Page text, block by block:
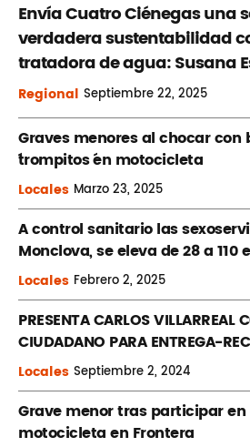
Envía Cuatro Ciénegas una
verdadera sustentabilidad
tratadora de agua: Susana
Regional Septiembre22, 2025
Graves menores al chocar
´trompitos ´en motocicleta
Locales Marzo23, 2025
A control sanitario las
Monclova, se eleva de 28 a 110
Locales Febrero2, 2025
PRESENTA CARLOS VILLARREAL
CIUDADANO PARA ENTREGA-
Locales Septiembre2, 2024
Grave menor tras participar
motocicleta en Frontera